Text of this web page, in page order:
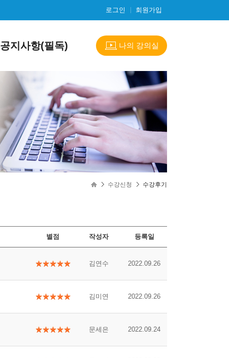
로그인 회원가입
공지사항(필독) 나의 강의실
수강신청 수강후기
별점 작성자 등록일
김연수 2022.09.26
김미연 2022.09.26
문세은 2022.09.24